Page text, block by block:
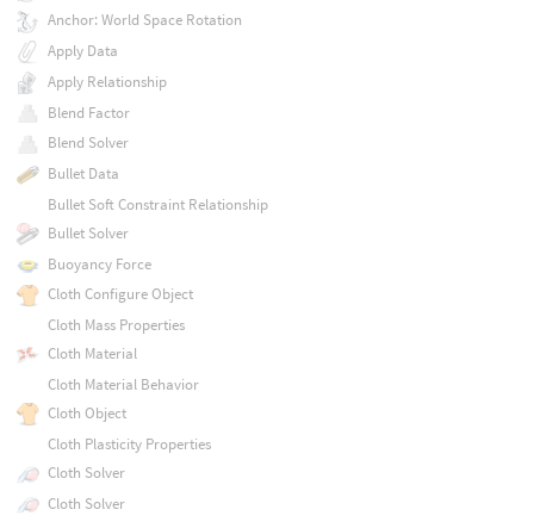
Anchor: World Space Rotation
Apply Data
Apply Relationship
Blend Factor
Blend Solver
Bullet Data
Bullet Soft Constraint Relationship
Bullet Solver
Buoyancy Force
Cloth Configure Object
Cloth Mass Properties
Cloth Material
Cloth Material Behavior
Cloth Object
Cloth Plasticity Properties
Cloth Solver
Cloth Solver